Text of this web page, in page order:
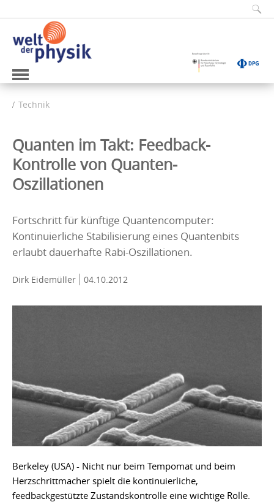
Technik
Quanten im Takt: Feedback-
Kontrolle von Quanten-
Oszillationen
Fortschritt für künftige Quantencomputer:
Kontinuierliche Stabilisierung eines Quantenbits
erlaubt dauerhafte Rabi-Oszillationen.
Dirk Eidemüller 04.10.2012
Berkeley (USA) - Nicht nur beim Tempomat und beim
Herzschrittmacher spielt die kontinuierliche,
feedbackgestützte Zustandskontrolle eine wichtige Rolle.